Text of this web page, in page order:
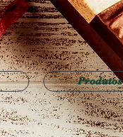
Produtos